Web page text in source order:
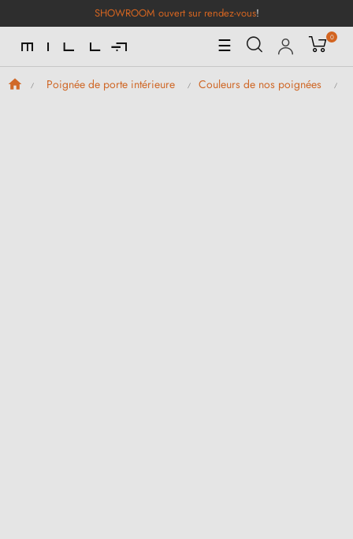
SHOWROOM ouvert sur rendez-vous!
Basculer
la
navigation
☰ 0
Poignée de porte intérieure Couleurs de nos poignées